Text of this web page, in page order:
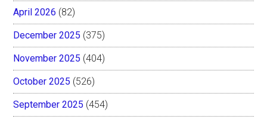
April 2026 (82)
December 2025 (375)
November 2025 (404)
October 2025 (526)
September 2025 (454)